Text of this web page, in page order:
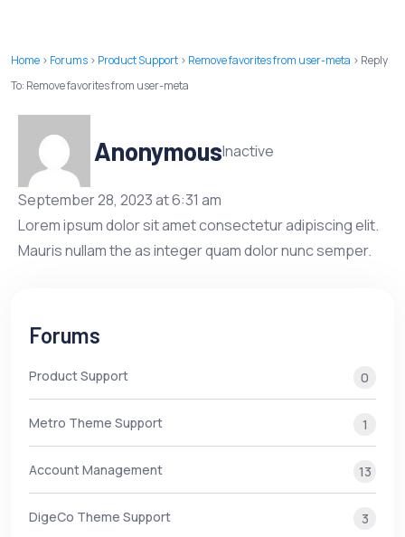
Home › Forums › Product Support › Remove favorites from user-meta › Reply
To: Remove favorites from user-meta
AnonymousInactive
September 28, 2023 at 6:31 am
Lorem ipsum dolor sit amet consectetur adipiscing elit.
Mauris nullam the as integer quam dolor nunc semper.
Forums
Product Support 0
Metro Theme Support 1
Account Management 13
DigeCo Theme Support 3